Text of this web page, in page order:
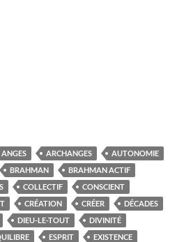
ANGES ARCHANGES
AUTONOMIE
BRAHMAN
BRAHMAN ACTIF
COLLECTIF
CONSCIENT
CRÉATION CRÉER
DÉCADES
DIEU-LE-TOUT
DIVINITÉ
ESPRIT
EXISTENCE